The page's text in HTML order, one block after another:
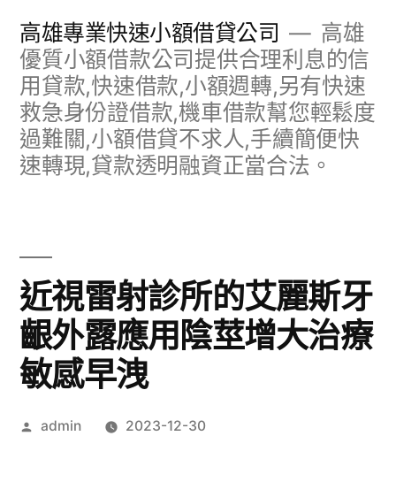
高雄專業快速小額借貸公司
高雄
優質小額借款公司提供合理利息的信
用貸款,快速借款,小額週轉,另有快速
救急身份證借款,機車借款幫您輕鬆度
過難關,小額借貸不求人,手續簡便快
速轉現,貸款透明融資正當合法。
近視雷射診所的艾麗斯牙
齦外露應用陰莖增大治療
敏感早洩
作
admin 2023-12-30